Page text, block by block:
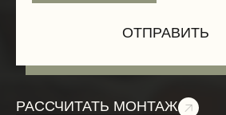
РАССЧИТАТЬ МОНТАЖ